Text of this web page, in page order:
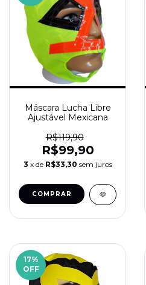
Máscara Lucha Libre
Ajustável Mexicana
R$119,90
R$99,90
3 x de R$33,30 sem juros
17%
OFF